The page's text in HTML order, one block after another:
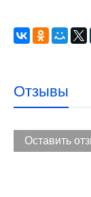
Отзывы
Оставить